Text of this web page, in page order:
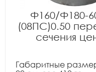
Ф160/Ф180-
(08ПС)0.50
сечения
Габаритные